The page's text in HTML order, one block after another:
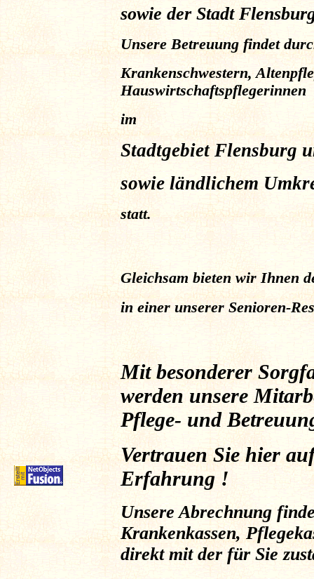
sowie der Stadt
Unsere Betreuung findet
Krankenschwestern,
Hauswirtschaftspflegerinnen
im
Stadtgebiet Flensburg
sowie ländlichem
statt.
Gleichsam bieten wir Ihnen
in einer unserer Senioren-
Mit besonderer
werden unsere
Pflege- und
Vertrauen Sie hier
Erfahrung !
Unsere Abrechnung
Krankenkassen,
direkt mit der für Sie